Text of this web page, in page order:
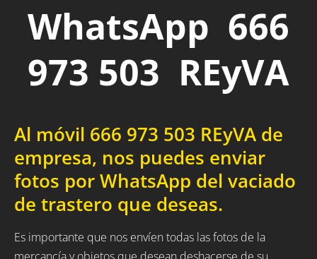
WhatsApp 666
973 503 REyVA
Al móvil 666 973 503 REyVA de
empresa, nos puedes enviar
fotos por WhatsApp del vaciado
de trastero que deseas.
Es importante que nos envíen todas las fotos de la